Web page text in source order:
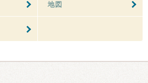
地図